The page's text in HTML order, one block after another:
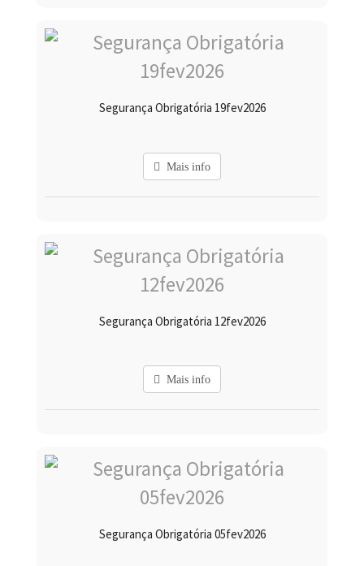
Segurança Obrigatória 19fev2026
Mais info
Segurança Obrigatória 12fev2026
Mais info
Segurança Obrigatória 05fev2026